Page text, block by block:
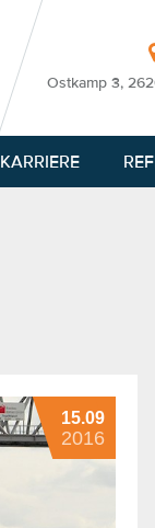
Ostkamp 3,
KARRIERE
15.09
2016